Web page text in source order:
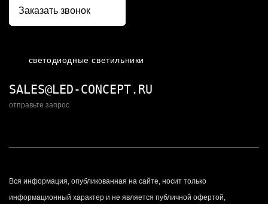
Заказать звонок
светодиодные светильники
SALES@LED-CONCEPT.RU
отправьте запрос
Вся информация, опубликованная на сайте, носит только
информационный характер и не является публичной офертой,